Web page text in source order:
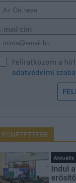
mail cím
Feliratkozom a
adatvédelmi
Aktuális
Indul